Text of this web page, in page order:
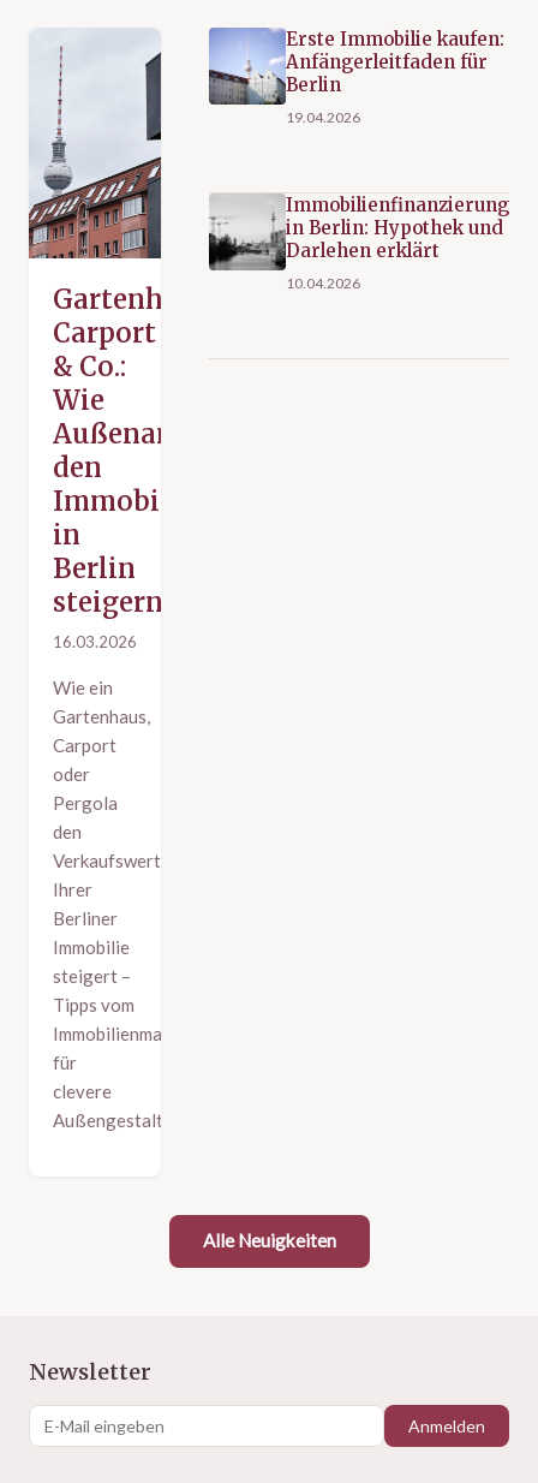
Gartenhaus,
Carport
& Co.:
Wie
Außenanlagen
den
Immobilienwert
in
Berlin
steigern
16.03.2026
Wie ein
Gartenhaus,
Carport
oder
Pergola
den
Verkaufswert
Ihrer
Berliner
Immobilie
steigert –
Tipps vom
Immobilienmakler
für
clevere
Außengestaltung.
Erste Immobilie kaufen:
Anfängerleitfaden für
Berlin
19.04.2026
Immobilienfinanzierung
in Berlin: Hypothek und
Darlehen erklärt
10.04.2026
Alle Neuigkeiten
Newsletter
Anmelden